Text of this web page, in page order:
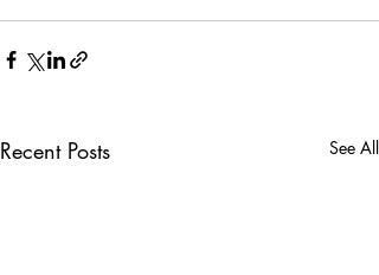
Recent Posts See All